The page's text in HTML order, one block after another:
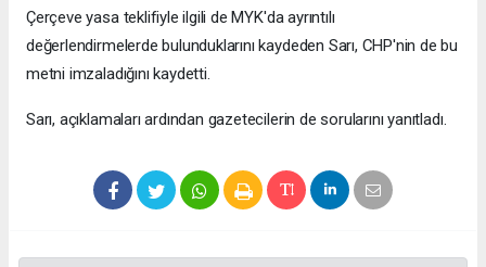
Çerçeve yasa teklifiyle ilgili de MYK'da ayrıntılı
değerlendirmelerde bulunduklarını kaydeden Sarı, CHP'nin de bu
metni imzaladığını kaydetti.
Sarı, açıklamaları ardından gazetecilerin de sorularını yanıtladı.